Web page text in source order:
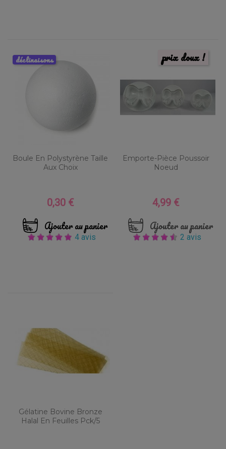
Boule En Polystyrène Taille
Aux Choix
Prix
0,30 €
Ajouter au panier
4 avis
déclinaisons
Emporte-Pièce Poussoir
Noeud
Prix
4,99 €
Ajouter au panier
2 avis
prix doux !
Gélatine Bovine Bronze
Halal En Feuilles Pck/5